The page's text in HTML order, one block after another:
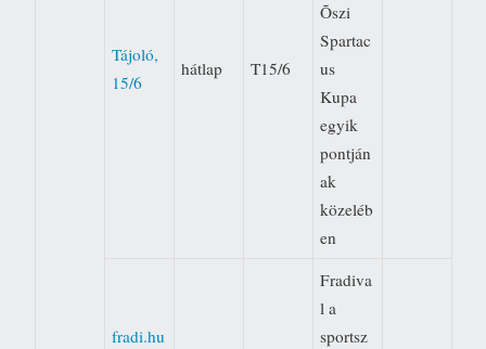
Tájoló,
15/6
hátlap T15/6
Õszi
Spartac
us
Kupa
egyik
pontján
ak
közeléb
en
fradi.hu
Fradiva
l a
sportsz